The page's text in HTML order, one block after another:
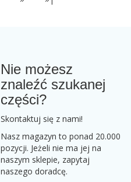
Nie możesz
znaleźć szukanej
części?
Skontaktuj się z nami!
Nasz magazyn to ponad 20.000
pozycji. Jeżeli nie ma jej na
naszym sklepie, zapytaj
naszego doradcę.